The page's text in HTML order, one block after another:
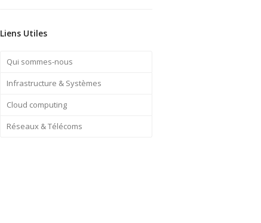
Liens Utiles
Qui sommes-nous
Infrastructure & Systèmes
Cloud computing
Réseaux & Télécoms